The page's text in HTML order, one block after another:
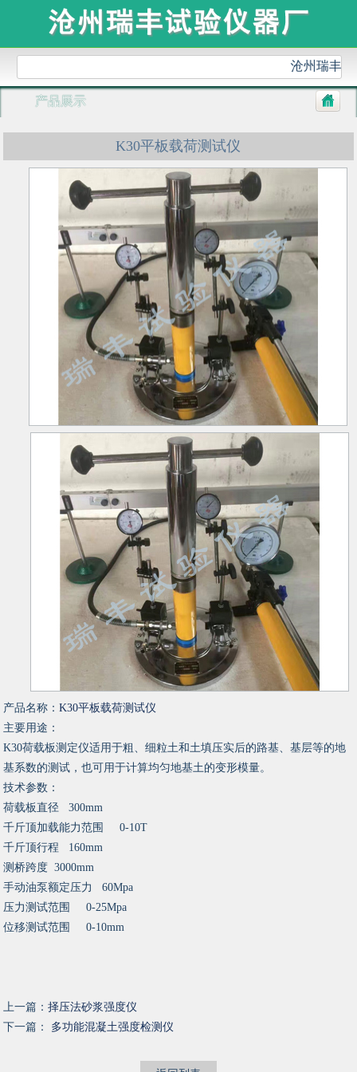
沧州瑞丰
产品展示
K30平板载荷测试仪
产品名称：K30平板载荷测试仪
主要用途：
K30荷载板测定仪适用于粗、细粒土和土填压实后的路基、基层等的地
基系数的测试，也可用于计算均匀地基土的变形模量。
技术参数：
荷载板直径 300mm
千斤顶加载能力范围 0-10T
千斤顶行程 160mm
测桥跨度 3000mm
手动油泵额定压力 60Mpa
压力测试范围 0-25Mpa
位移测试范围 0-10mm
上一篇：择压法砂浆强度仪
下一篇： 多功能混凝土强度检测仪